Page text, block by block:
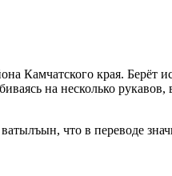
Камчатского края. Берёт
на несколько
что в переводе